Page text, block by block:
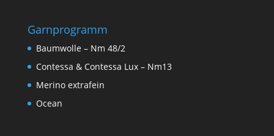
Garnprogramm
Baumwolle – Nm 48/2
Contessa & Contessa Lux – Nm13
Merino extrafein
Ocean